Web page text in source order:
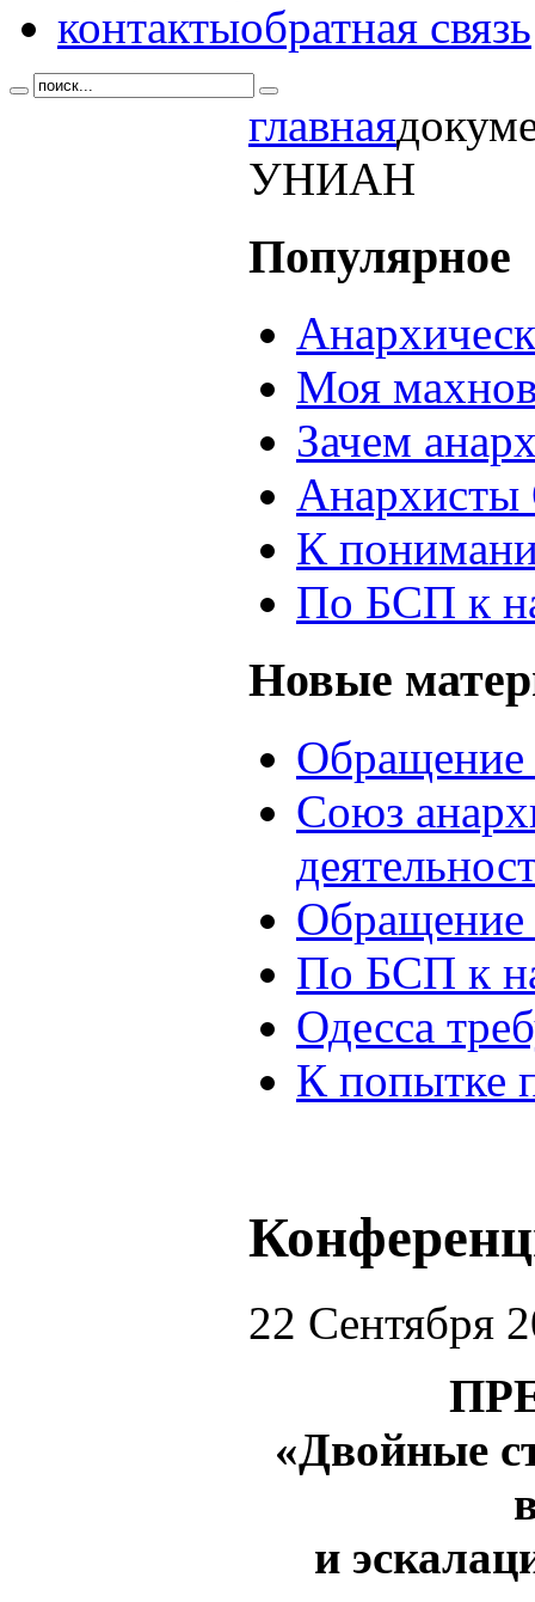
контактыобратная связь
главная
УНИАН
Популярное
Моя
Зачем
Анархисты
К
По БСП к
Новые
Союз
Обращение
По БСП к
Одесса
К попытке
22 Сентября
«Двойные
и